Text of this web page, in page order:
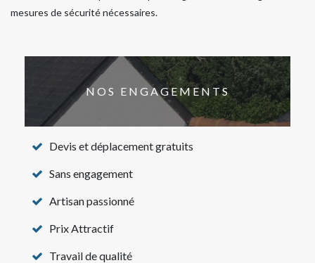
mesures de sécurité nécessaires.
NOS ENGAGEMENTS
Devis et déplacement gratuits
Sans engagement
Artisan passionné
Prix Attractif
Travail de qualité